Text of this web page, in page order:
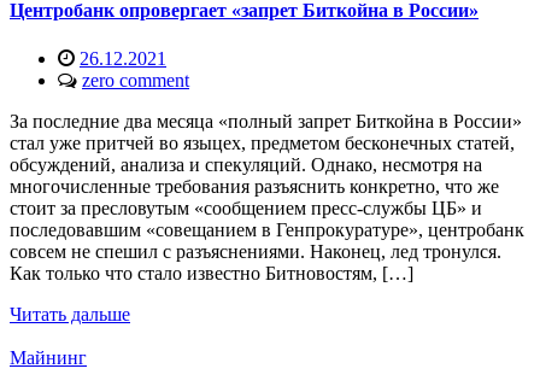
Центробанк опровергает «запрет Биткойна в России»
26.12.2021
zero comment
За последние два месяца «полный запрет Биткойна в России»
стал уже притчей во языцех, предметом бесконечных статей,
обсуждений, анализа и спекуляций. Однако, несмотря на
многочисленные требования разъяснить конкретно, что же
стоит за пресловутым «сообщением пресс-службы ЦБ» и
последовавшим «совещанием в Генпрокуратуре», центробанк
совсем не спешил с разъяснениями. Наконец, лед тронулся.
Как только что стало известно Битновостям, […]
Читать дальше
Майнинг